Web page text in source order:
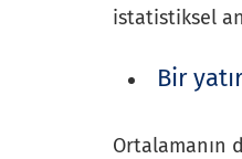
istatistiksel
Bir
Ortalamanın